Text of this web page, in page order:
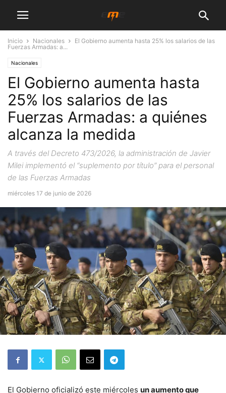
Inicio Nacionales
El Gobierno aumenta hasta 25% los salarios de las
Fuerzas Armadas: a...
Nacionales
El Gobierno aumenta hasta
25% los salarios de las
Fuerzas Armadas: a quiénes
alcanza la medida
A través del Decreto 473/2026, la administración de Javier
Milei implementó el “suplemento por título” para el personal
de las Fuerzas Armadas
miércoles 17 de junio de 2026
El Gobierno oficializó este miércoles un aumento que